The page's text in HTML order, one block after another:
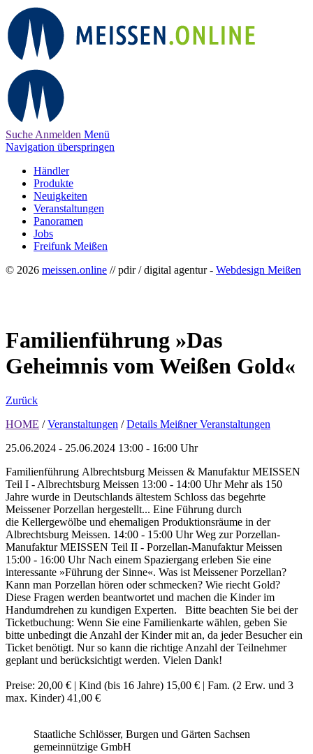
Suche Anmelden Menü
Navigation überspringen
Händler
Produkte
Neuigkeiten
Veranstaltungen
Panoramen
Jobs
Freifunk Meißen
© 2026 meissen.online // pdir / digital agentur - Webdesign Meißen
Familienführung »Das
Geheimnis vom Weißen Gold«
Zurück
HOME / Veranstaltungen / Details Meißner Veranstaltungen
25.06.2024 - 25.06.2024 13:00 - 16:00 Uhr
Familienführung Albrechtsburg Meissen & Manufaktur MEISSEN
Teil I - Albrechtsburg Meissen 13:00 - 14:00 Uhr Mehr als 150
Jahre wurde in Deutschlands ältestem Schloss das begehrte
Meissener Porzellan hergestellt... Eine Führung durch
die Kellergewölbe und ehemaligen Produktionsräume in der
Albrechtsburg Meissen. 14:00 - 15:00 Uhr Weg zur Porzellan-
Manufaktur MEISSEN Teil II - Porzellan-Manufaktur Meissen
15:00 - 16:00 Uhr Nach einem Spaziergang erleben Sie eine
interessante »Führung der Sinne«. Was ist Meissener Porzellan?
Kann man Porzellan hören oder schmecken? Wie riecht Gold?
Diese Fragen werden beantwortet und machen die Kinder im
Handumdrehen zu kundigen Experten. Bitte beachten Sie bei der
Ticketbuchung: Wenn Sie eine Familienkarte wählen, geben Sie
bitte unbedingt die Anzahl der Kinder mit an, da jeder Besucher ein
Ticket benötigt. Nur so kann die richtige Anzahl der Teilnehmer
geplant und berücksichtigt werden. Vielen Dank!
Preise: 20,00 € | Kind (bis 16 Jahre) 15,00 € | Fam. (2 Erw. und 3
max. Kinder) 41,00 €
Staatliche Schlösser, Burgen und Gärten Sachsen
gemeinnützige GmbH